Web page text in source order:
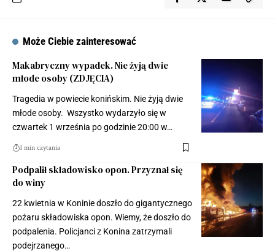
Może Ciebie zainteresować
Makabryczny wypadek. Nie żyją dwie
młode osoby (ZDJĘCIA)
Tragedia w powiecie konińskim. Nie żyją dwie
młode osoby. Wszystko wydarzyło się w
czwartek 1 września po godzinie 20:00 w…
1 min czytania
Podpalił składowisko opon. Przyznał się
do winy
22 kwietnia w Koninie doszło do gigantycznego
pożaru składowiska opon. Wiemy, że doszło do
podpalenia. Policjanci z Konina zatrzymali
podejrzanego…